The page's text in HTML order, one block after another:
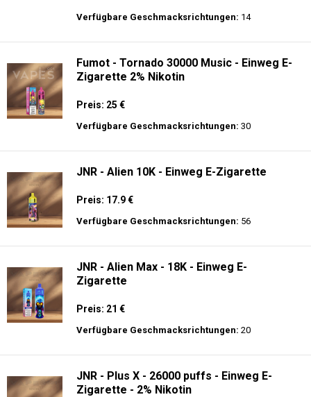
Verfügbare Geschmacksrichtungen: 14
Fumot - Tornado 30000 Music - Einweg E-
Zigarette 2% Nikotin
Preis: 25 €
Verfügbare Geschmacksrichtungen: 30
JNR - Alien 10K - Einweg E-Zigarette
Preis: 17.9 €
Verfügbare Geschmacksrichtungen: 56
JNR - Alien Max - 18K - Einweg E-
Zigarette
Preis: 21 €
Verfügbare Geschmacksrichtungen: 20
JNR - Plus X - 26000 puffs - Einweg E-
Zigarette - 2% Nikotin